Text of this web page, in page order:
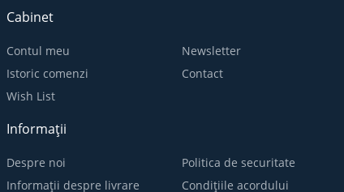
Cabinet
Contul meu
Istoric comenzi
Wish List
Newsletter
Contact
Informații
Despre noi
Informații despre livrare
Politica de securitate
Condițiile acordului